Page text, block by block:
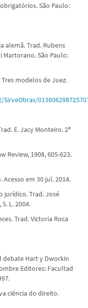
São Paulo:
alemã. Trad. Rubens
Martorano. São Paulo:
Tres modelos de Juez.
E. Jacy Monteiro. 2ª
Review, 1908, 605-623.
. Acesso em 30 jul. 2014.
jurídico. Trad. José
L. 2004.
Trad. Victoria Roca
debate Hart y Dworkin
Editores: Facultad
ciência do direito.